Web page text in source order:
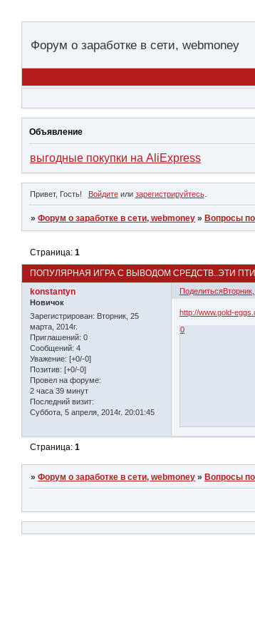
Форум о заработке в сети, webmoney
Объявление
выгодные покупки на AliExpress
Привет, Гость! Войдитеили зарегистрируйтесь.
»Форум о заработке в сети, webmoney » Вопросы по
ПОПУЛЯРНАЯ ИГРА С ВЫВОДОМ СРЕДСТВ..ЭТИ
Страница:1
Поделиться
konstantyn
Новичок
Зарегистрирован: Вторник, 25
марта, 2014г.
Приглашений: 0
Сообщений: 4
Уважение: [+0/-0]
Позитив: [+0/-0]
Провел на форуме:
2 часа 39 минут
Последний визит:
Суббота, 5 апреля, 2014г. 20:01:45
http://www.gold-
0
Страница:1
»Форум о заработке в сети, webmoney » Вопросы по